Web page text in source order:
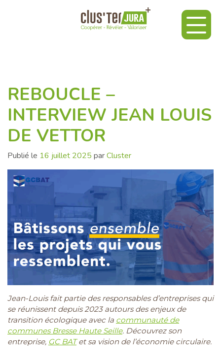
REBOUCLE –
INTERVIEW JEAN LOUIS
DE VETTOR
Publié le 16 juillet 2025 parCluster
Jean-Louis fait partie des responsables d’entreprises qui
se réunissent depuis 2023 autours des enjeux de
transition écologique avec la communauté de
communes Bresse Haute Seille. Découvrez son
entreprise, GC BATet sa vision de l’économie circulaire.